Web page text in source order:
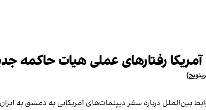
رفتارهای عملی هیات حاکمه
بین‌الملل درباره سفر دیپلمات‌های آمریکایی به دمشق به